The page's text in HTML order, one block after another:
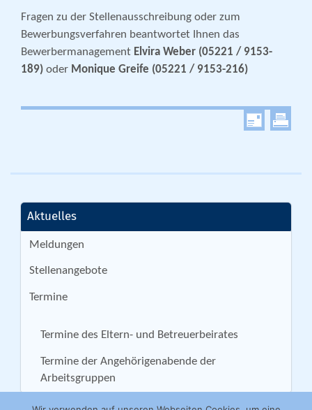
Fragen zu der Stellenausschreibung oder zum
Bewerbungsverfahren beantwortet Ihnen das
Bewerbermanagement Elvira Weber (05221 / 9153-
189) oder Monique Greife (05221 / 9153-216)
Aktuelles
Meldungen
Stellenangebote
Termine
Termine des Eltern- und Betreuerbeirates
Termine der Angehörigenabende der
Arbeitsgruppen